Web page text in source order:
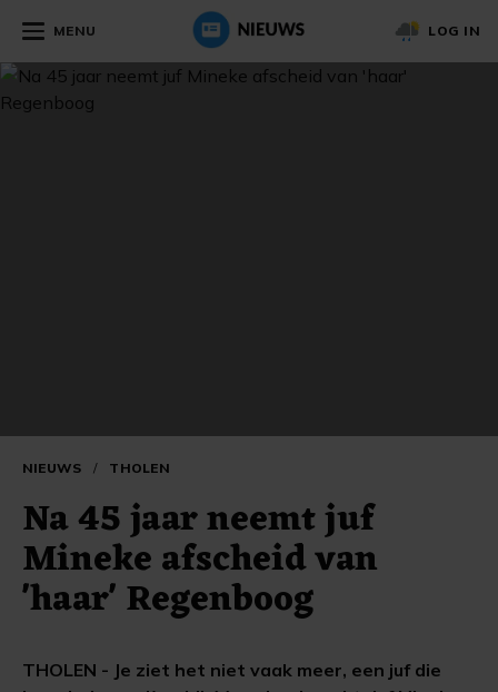
MENU LOG IN
NIEUWS / THOLEN
Na 45 jaar neemt juf
Mineke afscheid van
'haar' Regenboog
THOLEN - Je ziet het niet vaak meer, een juf die